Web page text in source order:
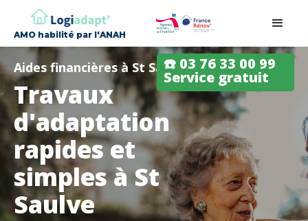
AMO habilité par l'ANAH
☎️ 03 76 33 00 99
Service gratuit
Aides financières à St Saulve
Travaux
d'adaptation
rapides et
simples à St
Saulve